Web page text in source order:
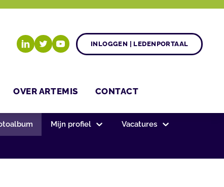
OVER ARTEMIS CONTACT
INLOGGEN | LEDENPORTAAL
Mijn profiel Vacatures